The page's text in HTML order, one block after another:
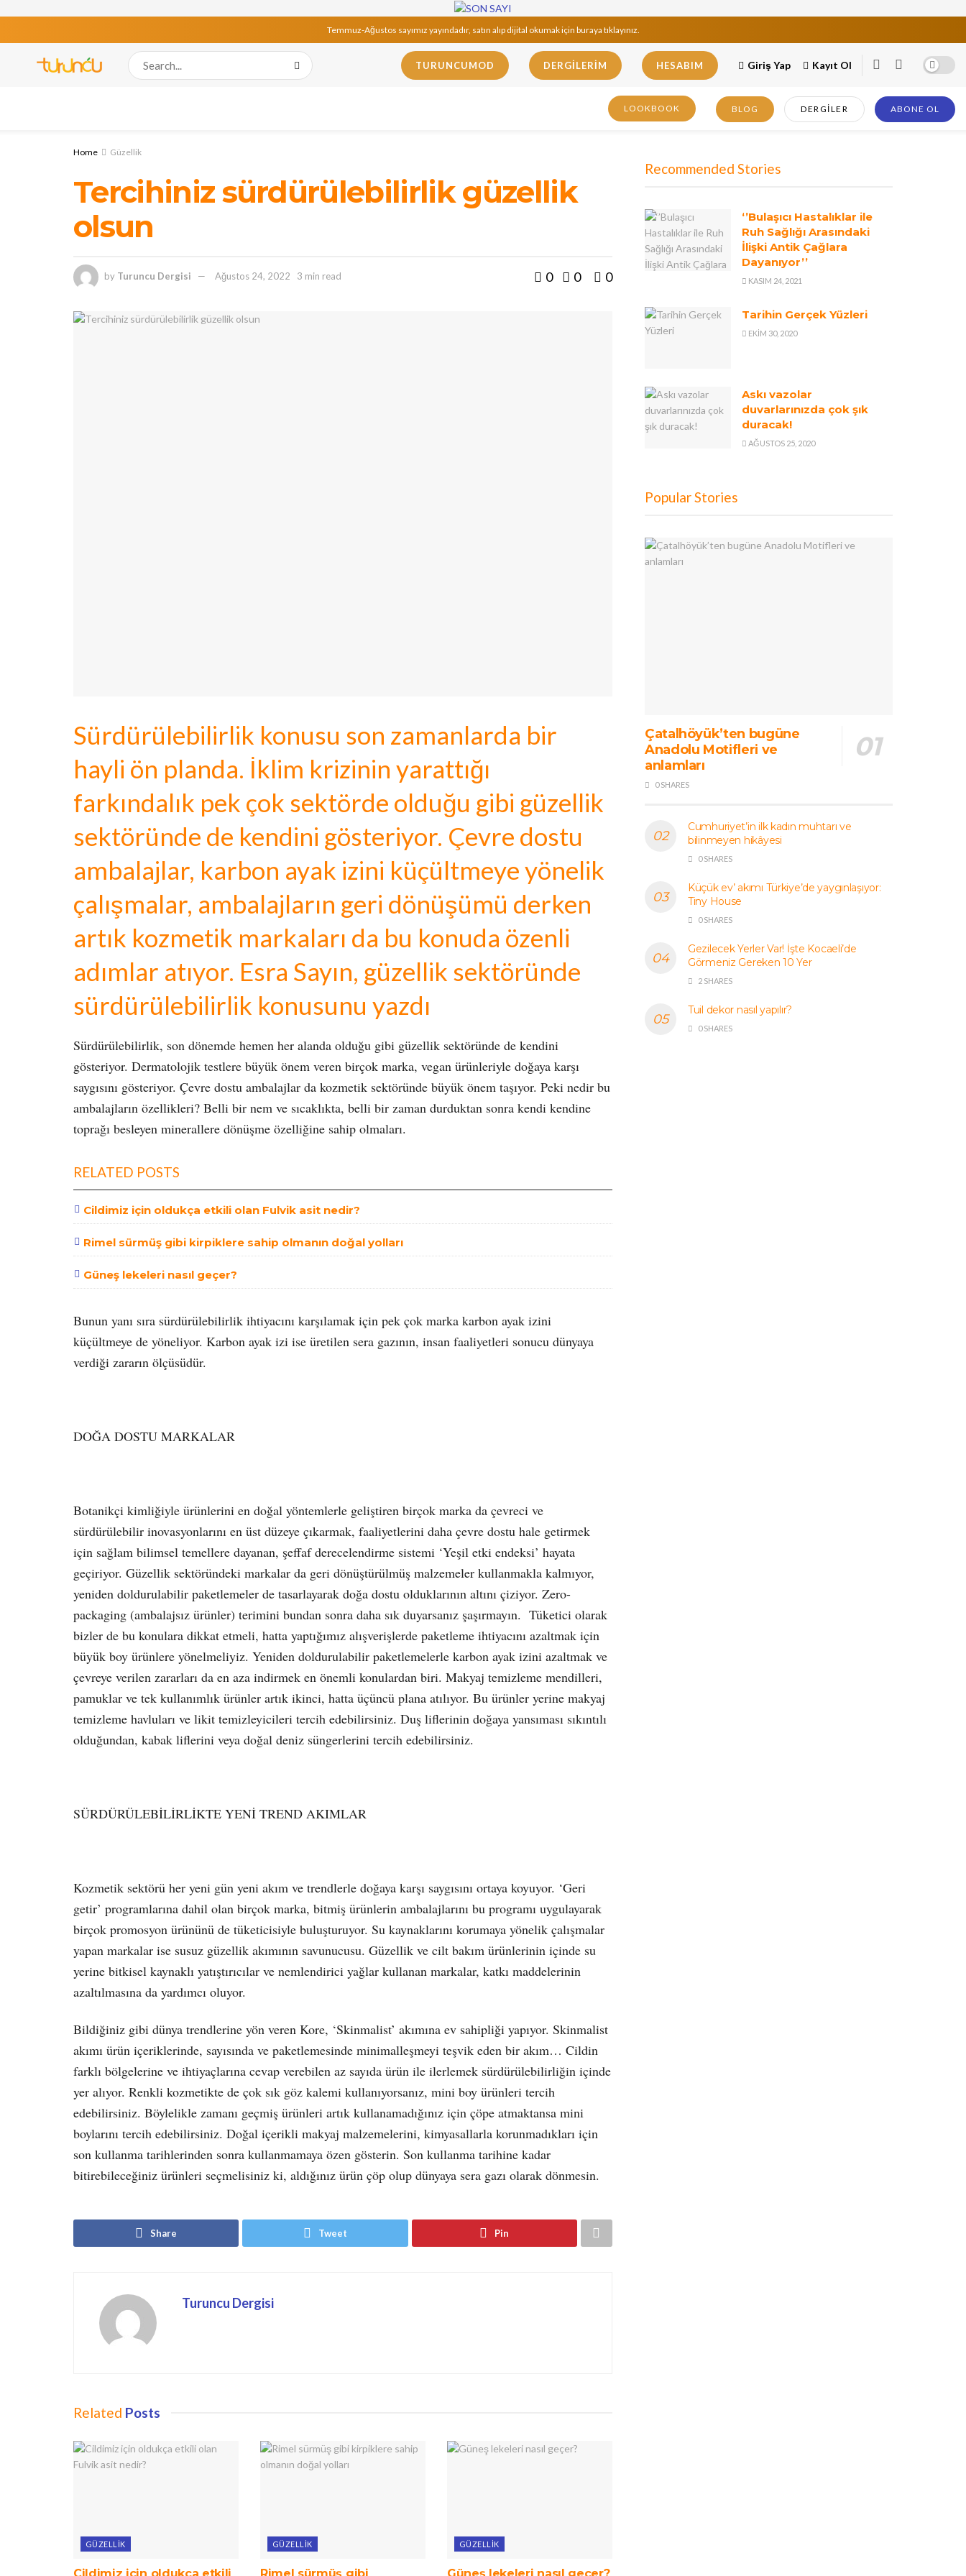
Temmuz-Ağustos sayımız yayındadır, satın alıp dijital okumak için buraya tıklayınız.
TURUNCUMOD DERGILERIM HESABIM Giriş Yap Kayıt Ol
LOOKBOOK BLOG DERGILER ABONE OL
Home Güzellik
Tercihiniz sürdürülebilirlik güzellik
olsun
by Turuncu Dergisi Ağustos 24, 2022 3 min read 0 0 0
Sürdürülebilirlik konusu son zamanlarda bir
hayli ön planda. İklim krizinin yarattığı
farkındalık pek çok sektörde olduğu gibi güzellik
sektöründe de kendini gösteriyor. Çevre dostu
ambalajlar, karbon ayak izini küçültmeye yönelik
çalışmalar, ambalajların geri dönüşümü derken
artık kozmetik markaları da bu konuda özenli
adımlar atıyor. Esra Sayın, güzellik sektöründe
sürdürülebilirlik konusunu yazdı
Sürdürülebilirlik, son dönemde hemen her alanda olduğu gibi güzellik sektöründe de kendini
gösteriyor. Dermatolojik testlere büyük önem veren birçok marka, vegan ürünleriyle doğaya karşı
saygısını gösteriyor. Çevre dostu ambalajlar da kozmetik sektöründe büyük önem taşıyor. Peki nedir bu
ambalajların özellikleri? Belli bir nem ve sıcaklıkta, belli bir zaman durduktan sonra kendi kendine
toprağı besleyen minerallere dönüşme özelliğine sahip olmaları.
RELATED POSTS
Cildimiz için oldukça etkili olan Fulvik asit nedir?
Rimel sürmüş gibi kirpiklere sahip olmanın doğal yolları
Güneş lekeleri nasıl geçer?
Bunun yanı sıra sürdürülebilirlik ihtiyacını karşılamak için pek çok marka karbon ayak izini
küçültmeye de yöneliyor. Karbon ayak izi ise üretilen sera gazının, insan faaliyetleri sonucu dünyaya
verdiği zararın ölçüsüdür.
DOĞA DOSTU MARKALAR
Botanikçi kimliğiyle ürünlerini en doğal yöntemlerle geliştiren birçok marka da çevreci ve
sürdürülebilir inovasyonlarını en üst düzeye çıkarmak, faaliyetlerini daha çevre dostu hale getirmek
için sağlam bilimsel temellere dayanan, şeffaf derecelendirme sistemi ‘Yeşil etki endeksi’ hayata
geçiriyor. Güzellik sektöründeki markalar da geri dönüştürülmüş malzemeler kullanmakla kalmıyor,
yeniden doldurulabilir paketlemeler de tasarlayarak doğa dostu olduklarının altını çiziyor. Zero-
packaging (ambalajsız ürünler) terimini bundan sonra daha sık duyarsanız şaşırmayın. Tüketici olarak
bizler de bu konulara dikkat etmeli, hatta yaptığımız alışverişlerde paketleme ihtiyacını azaltmak için
büyük boy ürünlere yönelmeliyiz. Yeniden doldurulabilir paketlemelerle karbon ayak izini azaltmak ve
çevreye verilen zararları da en aza indirmek en önemli konulardan biri. Makyaj temizleme mendilleri,
pamuklar ve tek kullanımlık ürünler artık ikinci, hatta üçüncü plana atılıyor. Bu ürünler yerine makyaj
temizleme havluları ve likit temizleyicileri tercih edebilirsiniz. Duş liflerinin doğaya yansıması sıkıntılı
olduğundan, kabak liflerini veya doğal deniz süngerlerini tercih edebilirsiniz.
SÜRDÜRÜLEBİLİRLİKTE YENİ TREND AKIMLAR
Kozmetik sektörü her yeni gün yeni akım ve trendlerle doğaya karşı saygısını ortaya koyuyor. ‘Geri
getir’ programlarına dahil olan birçok marka, bitmiş ürünlerin ambalajlarını bu programı uygulayarak
birçok promosyon ürününü de tüketicisiyle buluşturuyor. Su kaynaklarını korumaya yönelik çalışmalar
yapan markalar ise susuz güzellik akımının savunucusu. Güzellik ve cilt bakım ürünlerinin içinde su
yerine bitkisel kaynaklı yatıştırıcılar ve nemlendirici yağlar kullanan markalar, katkı maddelerinin
azaltılmasına da yardımcı oluyor.
Bildiğiniz gibi dünya trendlerine yön veren Kore, ‘Skinmalist’ akımına ev sahipliği yapıyor. Skinmalist
akımı ürün içeriklerinde, sayısında ve paketlemesinde minimalleşmeyi teşvik eden bir akım… Cildin
farklı bölgelerine ve ihtiyaçlarına cevap verebilen az sayıda ürün ile ilerlemek sürdürülebilirliğin içinde
yer alıyor. Renkli kozmetikte de çok sık göz kalemi kullanıyorsanız, mini boy ürünleri tercih
edebilirsiniz. Böylelikle zamanı geçmiş ürünleri artık kullanamadığınız için çöpe atmaktansa mini
boylarını tercih edebilirsiniz. Doğal içerikli makyaj malzemelerini, kimyasallarla korunmadıkları için
son kullanma tarihlerinden sonra kullanmamaya özen gösterin. Son kullanma tarihine kadar
bitirebileceğiniz ürünleri seçmelisiniz ki, aldığınız ürün çöp olup dünyaya sera gazı olarak dönmesin.
Share Tweet Pin
Turuncu Dergisi
Related Posts
GÜZELLIK GÜZELLIK GÜZELLIK
Recommended Stories
‘’Bulaşıcı Hastalıklar ile
Ruh Sağlığı Arasındaki
İlişki Antik Çağlara
Dayanıyor’’
KASIM 24, 2021
Tarihin Gerçek Yüzleri
EKIM 30, 2020
Askı vazolar
duvarlarınızda çok şık
duracak!
AĞUSTOS 25, 2020
Popular Stories
Çatalhöyük’ten bugüne
Anadolu Motifleri ve
anlamları
0 SHARES
Cumhuriyet’in ilk kadın muhtarı ve
bilinmeyen hikâyesi
0 SHARES
Küçük ev’ akımı Türkiye’de yaygınlaşıyor:
Tiny House
0 SHARES
Gezilecek Yerler Var! İşte Kocaeli’de
Görmeniz Gereken 10 Yer
2 SHARES
Tuil dekor nasıl yapılır?
0 SHARES